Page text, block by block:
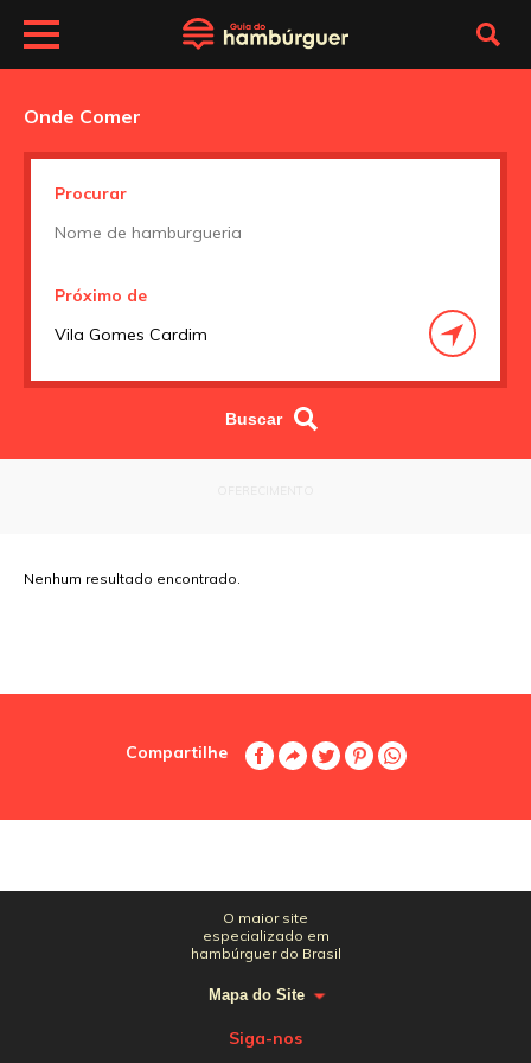
Onde Comer
Procurar
Próximo de
Nenhum resultado encontrado.
Compartilhe
O maior site
especializado em
hambúrguer do Brasil
Mapa do Site
Siga-nos